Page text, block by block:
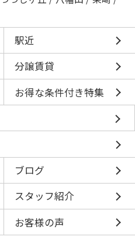
駅近
分譲賃貸
お得な条件付き特集
ブログ
スタッフ紹介
お客様の声